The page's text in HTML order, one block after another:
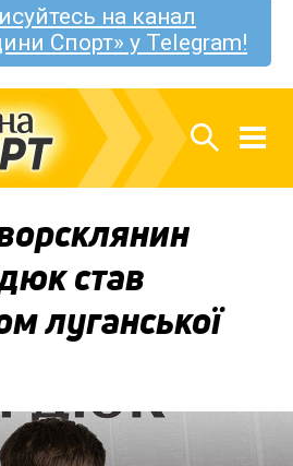
на канал
Спорт» у Telegram!
став
луганської